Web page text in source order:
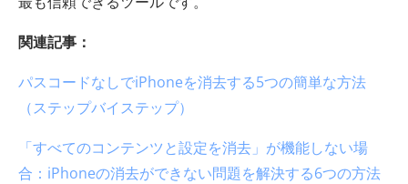
関連記事：
パスコードなしでiPhoneを消去する5つの簡単な方法
（ステップバイステップ）
「すべてのコンテンツと設定を消去」が機能しない場
合：iPhoneの消去ができない問題を解決する6つの方法